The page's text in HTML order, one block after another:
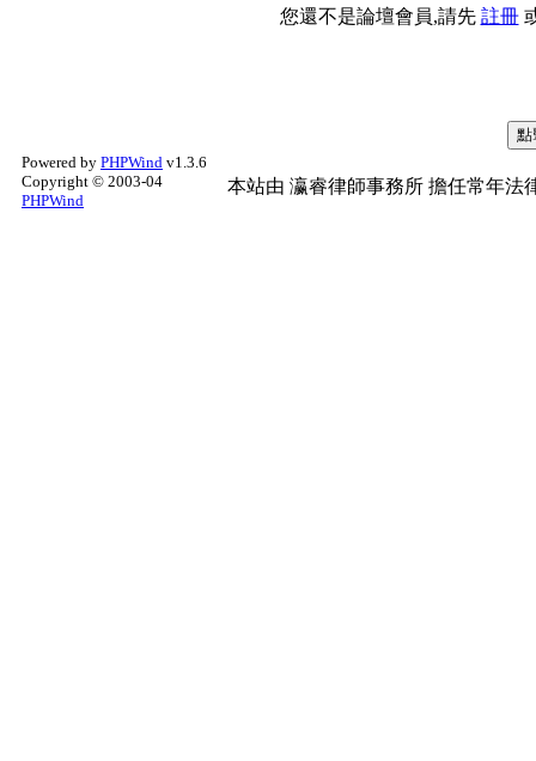
您還不是論壇會員,請先 註冊
Powered by PHPWind v1.3.6
Copyright © 2003-04
PHPWind
本站由 瀛睿律師事務所 擔任常年法